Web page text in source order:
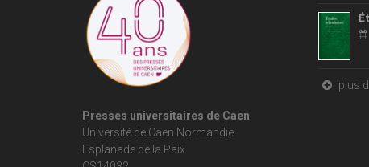
Presses universitaires de Caen
Université de Caen Normandie
Esplanade de la Paix
plus